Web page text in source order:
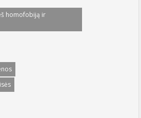
homofobiją ir